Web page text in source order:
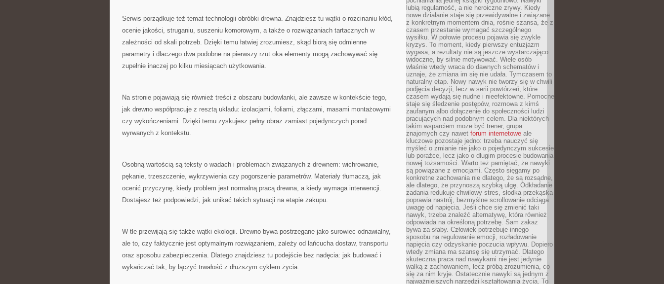
Serwis porządkuje też temat technologii obróbki drewna. Znajdziesz tu wątki o rozcinaniu kłód,
ocenie jakości, struganiu, suszeniu komorowym, a także o rozwiązaniach tartacznych w
zależności od skali potrzeb. Dzięki temu łatwiej zrozumiesz, skąd biorą się odmienne
parametry i dlaczego dwa podobne na pierwszy rzut oka elementy mogą zachowywać się
zupełnie inaczej po kilku miesiącach użytkowania.
Na stronie pojawiają się również treści z obszaru budowlanki, ale zawsze w kontekście tego,
jak drewno współpracuje z resztą układu: izolacjami, foliami, złączami, masami montażowymi
czy wykończeniami. Dzięki temu zyskujesz pełny obraz zamiast pojedynczych porad
wyrwanych z kontekstu.
Osobną wartością są teksty o wadach i problemach związanych z drewnem: wichrowanie,
pękanie, trzeszczenie, wykrzywienia czy pogorszenie parametrów. Materiały tłumaczą, jak
ocenić przyczynę, kiedy problem jest normalną pracą drewna, a kiedy wymaga interwencji.
Dostajesz też podpowiedzi, jak unikać takich sytuacji na etapie zakupu.
W tle przewijają się także wątki ekologii. Drewno bywa postrzegane jako surowiec odnawialny,
ale to, czy faktycznie jest optymalnym rozwiązaniem, zależy od łańcucha dostaw, transportu
oraz sposobu zabezpieczenia. Dlatego znajdziesz tu podejście bez nadęcia: jak budować i
wykańczać tak, by łączyć trwałość z dłuższym cyklem życia.
lubią regularność, a nie heroiczne zrywy. Kiedy
nowe działanie staje się przewidywalne i związane
z konkretnym momentem dnia, rośnie szansa, że z
czasem przestanie wymagać szczególnego
wysiłku. W połowie procesu pojawia się zwykle
kryzys. To moment, kiedy pierwszy entuzjazm
wygasa, a rezultaty nie są jeszcze wystarczająco
widoczne, by silnie motywować. Wiele osób
właśnie wtedy wraca do dawnych schematów i
uznaje, że zmiana im się nie udała. Tymczasem to
naturalny etap. Nowy nawyk nie tworzy się w chwili
podjęcia decyzji, lecz w serii powtórzeń, które
czasem wydają się nudne i nieefektowne. Pomocne
staje się śledzenie postępów, rozmowa z kimś
zaufanym albo dołączenie do społeczności ludzi
pracujących nad podobnym celem. Dla niektórych
takim wsparciem może być trener, grupa
znajomych czy nawet forum internetowe ale
kluczowe pozostaje jedno: trzeba nauczyć się
myśleć o zmianie nie jako o pojedynczym sukcesie
lub porażce, lecz jako o długim procesie budowania
nowej tożsamości. Warto też pamiętać, że nawyki
są powiązane z emocjami. Często sięgamy po
konkretne zachowania nie dlatego, że są rozsądne,
ale dlatego, że przynoszą szybką ulgę. Odkładanie
zadania redukuje chwilowy stres, słodka przekąska
poprawia nastrój, bezmyślne scrollowanie odciąga
uwagę od napięcia. Jeśli chce się zmienić taki
nawyk, trzeba znaleźć alternatywę, która również
odpowiada na określoną potrzebę. Sam zakaz
bywa za słaby. Człowiek potrzebuje innego
sposobu na regulowanie emocji, rozładowanie
napięcia czy odzyskanie poczucia wpływu. Dopiero
wtedy zmiana ma szansę się utrzymać. Dlatego
skuteczna praca nad nawykami nie jest jedynie
walką z zachowaniem, lecz próbą zrozumienia, co
się za nim kryje. Ostatecznie nawyki są jednym z
najważniejszych narzędzi kształtowania życia. To